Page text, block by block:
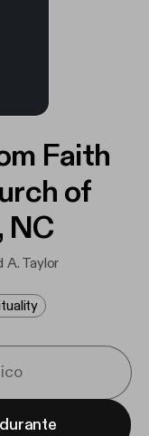
Faith
of
NC
Taylor